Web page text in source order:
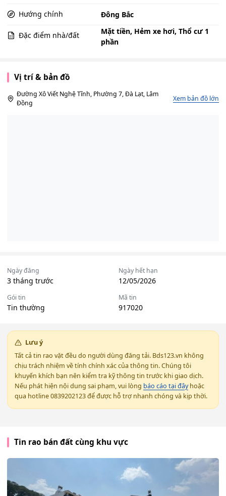
Hướng chính Đông Bắc
Đặc điểm nhà/đất
Mặt tiền, Hẻm xe hơi, Thổ cư 1
phần
Vị trí & bản đồ
Đường Xô Viết Nghệ Tĩnh, Phường 7, Đà Lạt, Lâm
Đồng
Xem bản đồ lớn
Ngày đăng
3 tháng trước
Ngày hết hạn
12/05/2026
Gói tin
Tin thường
Mã tin
917020
Lưu ý
Tất cả tin rao vặt đều do người dùng đăng tải. Bds123.vn không
chịu trách nhiệm về tính chính xác của thông tin. Chúng tôi
khuyến khích bạn nên kiểm tra kỹ thông tin trước khi giao dịch.
Nếu phát hiện nội dung sai phạm, vui lòng báo cáo tại đâyhoặc
qua hotline 0839202123 để được hỗ trợ nhanh chóng và kịp thời.
Tin rao bán đất cùng khu vực